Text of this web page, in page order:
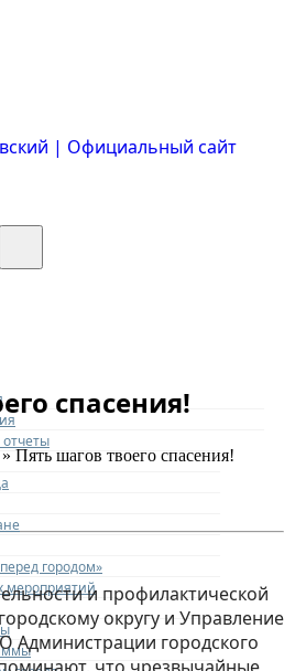
городом»
мероприятий
спасения!
» Пять шагов твоего спасения!
и профилактической
округу и Управление
Администрации городского